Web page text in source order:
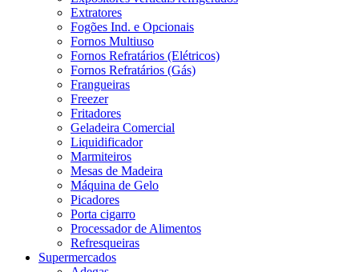
Extratores
Fogões Ind. e Opcionais
Fornos Multiuso
Fornos Refratários (Elétricos)
Fornos Refratários (Gás)
Frangueiras
Freezer
Fritadores
Geladeira Comercial
Liquidificador
Marmiteiros
Mesas de Madeira
Máquina de Gelo
Picadores
Porta cigarro
Processador de Alimentos
Refresqueiras
Supermercados